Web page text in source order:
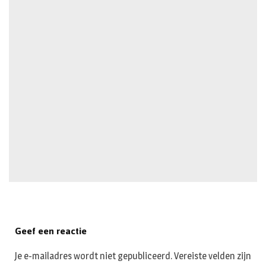
Geef een reactie
Je e-mailadres wordt niet gepubliceerd.Vereiste velden zijn